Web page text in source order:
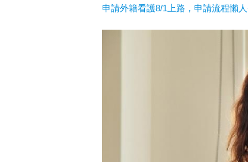
申請外籍看護8/1上路，申請流程懶